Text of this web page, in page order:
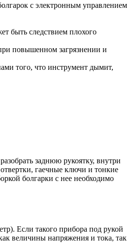
с электронным управлением
быть следствием плохого
повышенном загрязнении и
того, что инструмент дымит,
заднюю рукоятку, внутри
гаечные ключи и тонкие
болгарки с нее необходимо
Если такого прибора под рукой
величины напряжения и тока, так